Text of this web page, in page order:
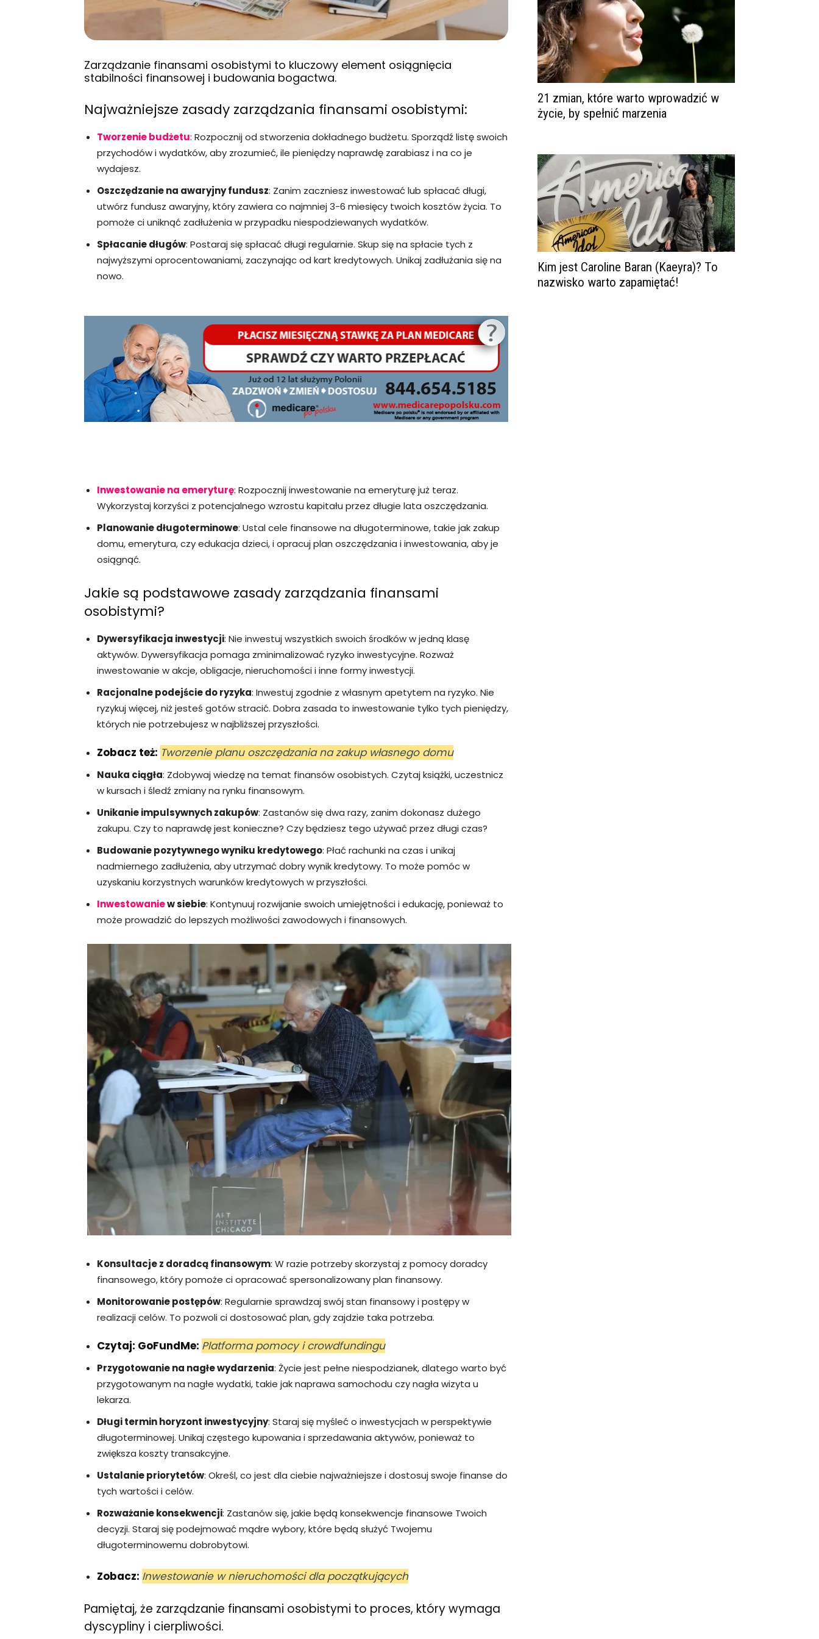
Zarządzanie finansami osobistymi to kluczowy element osiągnięcia
stabilności finansowej i budowania bogactwa.
Najważniejsze zasady zarządzania finansami osobistymi:
Tworzenie budżetu: Rozpocznij od stworzenia dokładnego budżetu. Sporządź listę swoich
przychodów i wydatków, aby zrozumieć, ile pieniędzy naprawdę zarabiasz i na co je
wydajesz.
Oszczędzanie na awaryjny fundusz: Zanim zaczniesz inwestować lub spłacać długi,
utwórz fundusz awaryjny, który zawiera co najmniej 3-6 miesięcy twoich kosztów życia. To
pomoże ci uniknąć zadłużenia w przypadku niespodziewanych wydatków.
Spłacanie długów: Postaraj się spłacać długi regularnie. Skup się na spłacie tych z
najwyższymi oprocentowaniami, zaczynając od kart kredytowych. Unikaj zadłużania się na
nowo.
Inwestowanie na emeryturę: Rozpocznij inwestowanie na emeryturę już teraz.
Wykorzystaj korzyści z potencjalnego wzrostu kapitału przez długie lata oszczędzania.
Planowanie długoterminowe: Ustal cele finansowe na długoterminowe, takie jak zakup
domu, emerytura, czy edukacja dzieci, i opracuj plan oszczędzania i inwestowania, aby je
osiągnąć.
Jakie są podstawowe zasady zarządzania finansami
osobistymi?
Dywersyfikacja inwestycji: Nie inwestuj wszystkich swoich środków w jedną klasę
aktywów. Dywersyfikacja pomaga zminimalizować ryzyko inwestycyjne. Rozważ
inwestowanie w akcje, obligacje, nieruchomości i inne formy inwestycji.
Racjonalne podejście do ryzyka: Inwestuj zgodnie z własnym apetytem na ryzyko. Nie
ryzykuj więcej, niż jesteś gotów stracić. Dobra zasada to inwestowanie tylko tych pieniędzy,
których nie potrzebujesz w najbliższej przyszłości.
Zobacz też: Tworzenie planu oszczędzania na zakup własnego domu
Nauka ciągła: Zdobywaj wiedzę na temat finansów osobistych. Czytaj książki, uczestnicz
w kursach i śledź zmiany na rynku finansowym.
Unikanie impulsywnych zakupów: Zastanów się dwa razy, zanim dokonasz dużego
zakupu. Czy to naprawdę jest konieczne? Czy będziesz tego używać przez długi czas?
Budowanie pozytywnego wyniku kredytowego: Płać rachunki na czas i unikaj
nadmiernego zadłużenia, aby utrzymać dobry wynik kredytowy. To może pomóc w
uzyskaniu korzystnych warunków kredytowych w przyszłości.
Inwestowaniew siebie: Kontynuuj rozwijanie swoich umiejętności i edukację, ponieważ to
może prowadzić do lepszych możliwości zawodowych i finansowych.
Konsultacje z doradcą finansowym: W razie potrzeby skorzystaj z pomocy doradcy
finansowego, który pomoże ci opracować spersonalizowany plan finansowy.
Monitorowanie postępów: Regularnie sprawdzaj swój stan finansowy i postępy w
realizacji celów. To pozwoli ci dostosować plan, gdy zajdzie taka potrzeba.
Czytaj: GoFundMe: Platforma pomocy i crowdfundingu
Przygotowanie na nagłe wydarzenia: Życie jest pełne niespodzianek, dlatego warto być
przygotowanym na nagłe wydatki, takie jak naprawa samochodu czy nagła wizyta u
lekarza.
Długi termin horyzont inwestycyjny: Staraj się myśleć o inwestycjach w perspektywie
długoterminowej. Unikaj częstego kupowania i sprzedawania aktywów, ponieważ to
zwiększa koszty transakcyjne.
Ustalanie priorytetów: Określ, co jest dla ciebie najważniejsze i dostosuj swoje finanse do
tych wartości i celów.
Rozważanie konsekwencji: Zastanów się, jakie będą konsekwencje finansowe Twoich
decyzji. Staraj się podejmować mądre wybory, które będą służyć Twojemu
długoterminowemu dobrobytowi.
Zobacz: Inwestowanie w nieruchomości dla początkujących
Pamiętaj, że zarządzanie finansami osobistymi to proces, który wymaga
dyscypliny i cierpliwości.
21 zmian, które warto wprowadzić w
życie, by spełnić marzenia
Kim jest Caroline Baran (Kaeyra)? To
nazwisko warto zapamiętać!